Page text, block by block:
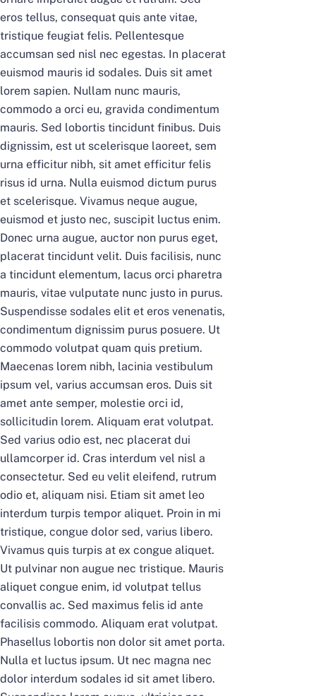
eros tellus, consequat quis ante vitae,
tristique feugiat felis. Pellentesque
accumsan sed nisl nec egestas. In placerat
euismod mauris id sodales. Duis sit amet
lorem sapien. Nullam nunc mauris,
commodo a orci eu, gravida condimentum
mauris. Sed lobortis tincidunt finibus. Duis
dignissim, est ut scelerisque laoreet, sem
urna efficitur nibh, sit amet efficitur felis
risus id urna. Nulla euismod dictum purus
et scelerisque. Vivamus neque augue,
euismod et justo nec, suscipit luctus enim.
Donec urna augue, auctor non purus eget,
placerat tincidunt velit. Duis facilisis, nunc
a tincidunt elementum, lacus orci pharetra
mauris, vitae vulputate nunc justo in purus.
Suspendisse sodales elit et eros venenatis,
condimentum dignissim purus posuere. Ut
commodo volutpat quam quis pretium.
Maecenas lorem nibh, lacinia vestibulum
ipsum vel, varius accumsan eros. Duis sit
amet ante semper, molestie orci id,
sollicitudin lorem. Aliquam erat volutpat.
Sed varius odio est, nec placerat dui
ullamcorper id. Cras interdum vel nisl a
consectetur. Sed eu velit eleifend, rutrum
odio et, aliquam nisi. Etiam sit amet leo
interdum turpis tempor aliquet. Proin in mi
tristique, congue dolor sed, varius libero.
Vivamus quis turpis at ex congue aliquet.
Ut pulvinar non augue nec tristique. Mauris
aliquet congue enim, id volutpat tellus
convallis ac. Sed maximus felis id ante
facilisis commodo. Aliquam erat volutpat.
Phasellus lobortis non dolor sit amet porta.
Nulla et luctus ipsum. Ut nec magna nec
dolor interdum sodales id sit amet libero.